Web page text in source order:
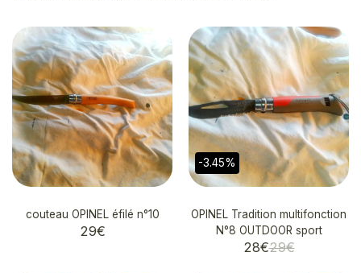
couteau OPINEL éfilé n°10
29€
-3.45%
OPINEL Tradition multifonction
N°8 OUTDOOR sport
29€
28€